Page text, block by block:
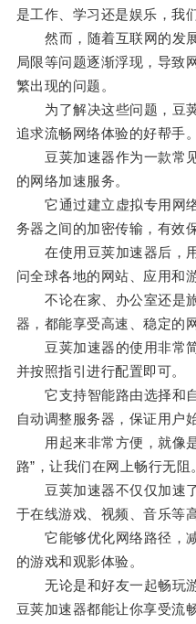
是工作、学习还是娱乐，我
然而，随着互联网的发展
局限等问题逐渐浮现，导致
繁出现的问题。
为了解决这些问题，豆荚
追求流畅网络体验的好帮手。
豆荚加速器作为一款常见
的网络加速服务。
它通过建立虚拟专用网络
务器之间的加密传输，有效
在使用豆荚加速器后，用
问全球各地的网站、应用和
不论在家、办公室还是旅
器，都能享受高速、稳定的
豆荚加速器的使用非常简
并按照指引进行配置即可。
它支持智能路由选择和自
自动调整服务器，保证用户
用起来非常方便，就像是
路”，让我们在网上畅行无阻
豆荚加速器不仅仅加速了
于在线游戏、视频、音乐等
它能够优化网络路径，减
的游戏和观影体验。
无论是和好友一起畅玩游
豆荚加速器都能让你享受流